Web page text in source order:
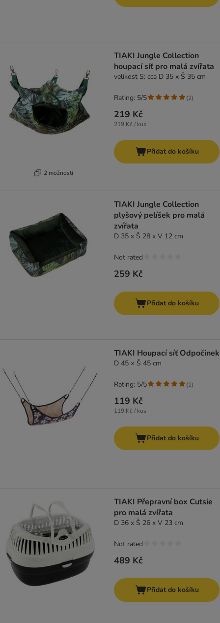
2 možností
TIAKI Jungle Collection
houpací síť pro malá zvířata
velikost S: cca D 35 x Š 35 cm
219 Kč
219 Kč / kus
Rating: 5/5 (2)
Přidat do košíku
TIAKI Jungle Collection
plyšový pelíšek pro malá
zvířata
D 35 x Š 28 x V 12 cm
259 Kč
Not rated
Přidat do košíku
TIAKI Houpací síť Odpočinek
D 45 × Š 45 cm
119 Kč
119 Kč / kus
Rating: 5/5 (1)
Přidat do košíku
TIAKI Přepravní box Cutsie
pro malá zvířata
D 36 x Š 26 x V 23 cm
489 Kč
Not rated
Přidat do košíku